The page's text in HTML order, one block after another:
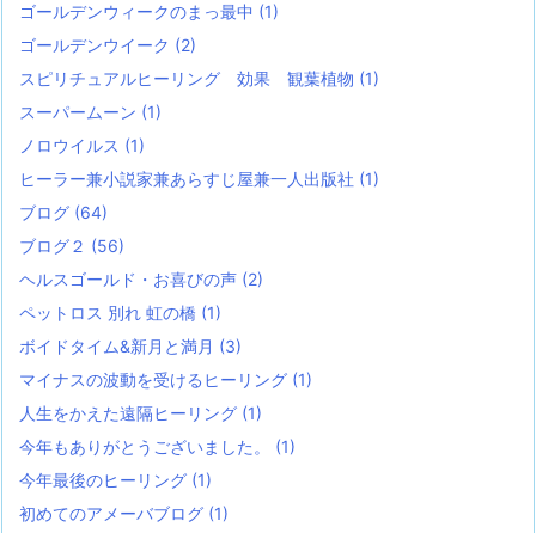
ゴールデンウィークのまっ最中 (1)
ゴールデンウイーク (2)
スピリチュアルヒーリング 効果 観葉植物 (1)
スーパームーン (1)
ノロウイルス (1)
ヒーラー兼小説家兼あらすじ屋兼一人出版社 (1)
ブログ (64)
ブログ２ (56)
ヘルスゴールド・お喜びの声 (2)
ペットロス 別れ 虹の橋 (1)
ボイドタイム&新月と満月 (3)
マイナスの波動を受けるヒーリング (1)
人生をかえた遠隔ヒーリング (1)
今年もありがとうございました。 (1)
今年最後のヒーリング (1)
初めてのアメーバブログ (1)